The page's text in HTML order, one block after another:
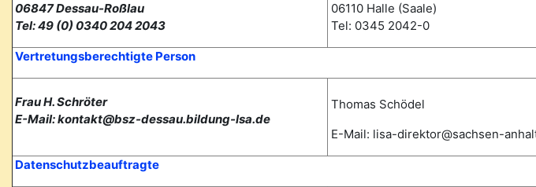
06847 Dessau-Roßlau
Tel: 49 (0) 0340 204 2043
06110 Halle (Saale)
Tel: 0345 2042-0
Vertretungsberechtigte Person
Frau H. Schröter
E-Mail: kontakt@bsz-dessau.bildung-lsa.de
Thomas Schödel
E-Mail: lisa-direktor@sachsen-
Datenschutzbeauftragte